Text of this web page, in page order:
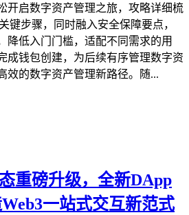
开启数字资产管理之旅，攻略详细梳
键步骤，同时融入安全保障要点，
降低入门门槛，适配不同需求的用
成钱包创建，为后续有序管理数字资
效的数字资产管理新路径。随...
重磅升级，全新DApp
一站式交互新范式